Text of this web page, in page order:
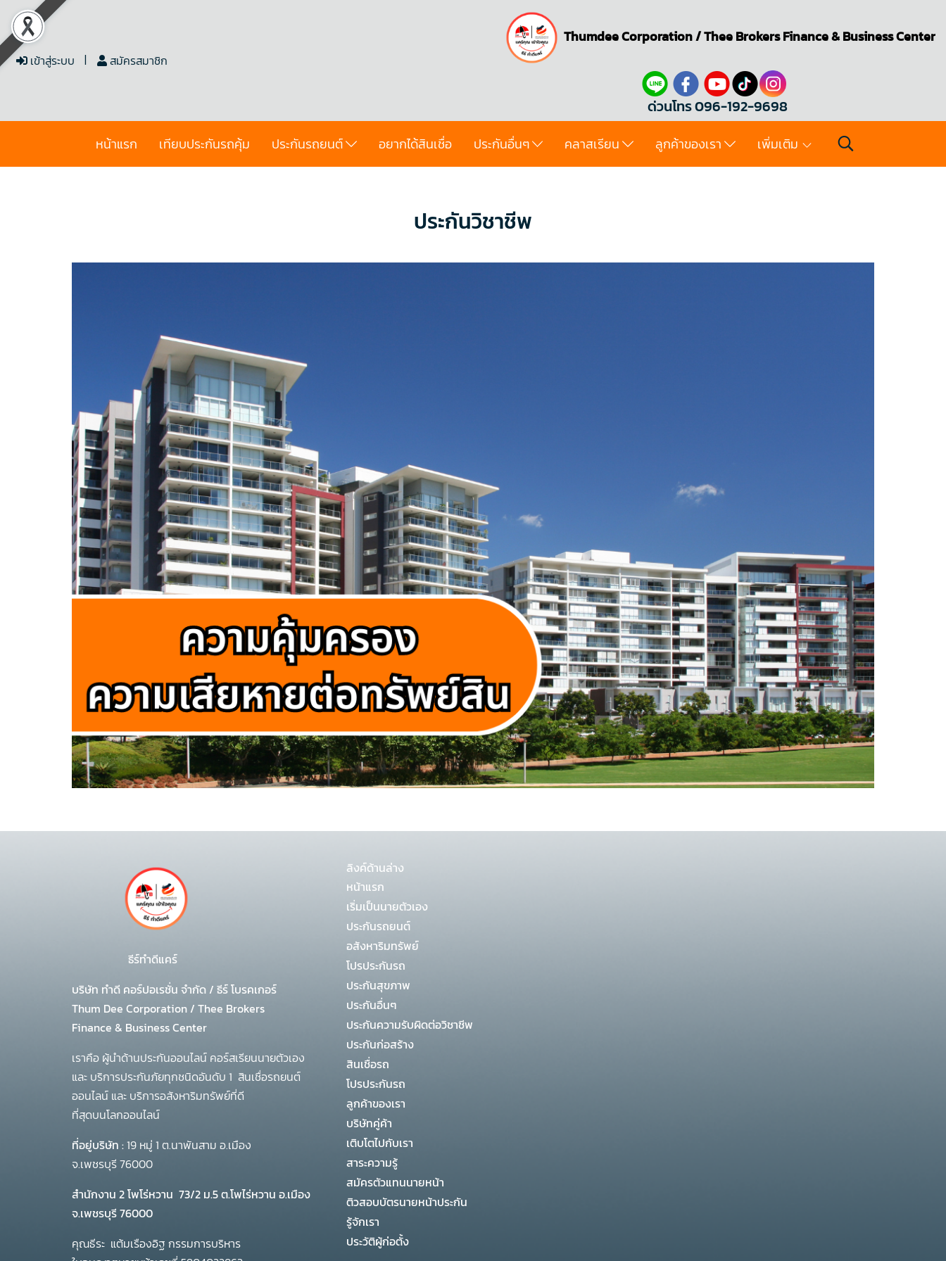
เข้าสู่ระบบ สมัครสมาชิก
Thumdee Corporation/Thee BrokersFinance & Business Center
ด่วนโทร 096-192-9698
หน้าแรก เทียบประกันรถคุ้ม ประกันรถยนต์ อยากได้สินเชื่อ ประกันอื่นๆ คลาสเรียน ลูกค้าของเรา เพิ่มเติม
ประกันวิชาชีพ
ธีร์ทำดีแคร์
บริษัท ทำดี คอร์ปอเรชั่น จำกัด / ธีร์ โบรคเกอร์
Thum Dee Corporation / Thee Brokers
Finance & Business Center
เราคือ ผู้นำด้านประกันออนไลน์ คอร์สเรียนนายตัวเอง
และ บริการประกันภัยทุกชนิดอันดับ 1 สินเชื่อรถยนต์
ออนไลน์ และ บริการอสังหาริมทรัพย์ที่ดี
ที่สุดบนโลกออนไลน์
ที่อยู่บริษัท :19 หมู่ 1 ต.นาพันสาม อ.เมือง
จ.เพชรบุรี 76000
สำนักงาน 2 โพโร่หวาน 73/2 ม.5 ต.โพไร่หวาน อ.เมือง
จ.เพชรบุรี 76000
คุณธีระ แต้มเรืองอิฐ กรรมการบริหาร
ลิงค์ด้านล่าง
หน้าแรก
เริ่มเป็นนายตัวเอง
ประกันรถยนต์
อสังหาริมทรัพย์
โปรประกันรถ
ประกันสุขภาพ
ประกันอื่นๆ
ประกันความรับผิดต่อวิชาชีพ
ประกันก่อสร้าง
สินเชื่อรถ
โปรประกันรถ
ลูกค้าของเรา
บริษัทคู่ค้า
เติบโตไปกับเรา
สาระความรู้
สมัครตัวแทนนายหน้า
ติวสอบบัตรนายหน้าประกัน
รู้จักเรา
ประวัติผู้ก่อตั้ง